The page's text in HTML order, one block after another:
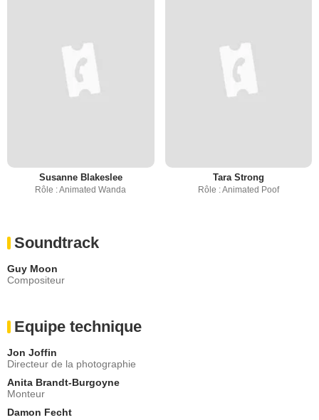
Susanne Blakeslee
Rôle : Animated Wanda
Tara Strong
Rôle : Animated Poof
Soundtrack
Guy Moon
Compositeur
Equipe technique
Jon Joffin
Directeur de la photographie
Anita Brandt-Burgoyne
Monteur
Damon Fecht